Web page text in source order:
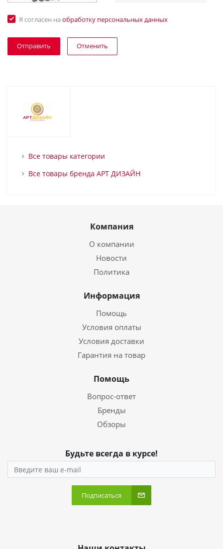
Я согласен на обработку персональных данных
Отменить
Все товары категории
Все товары бренда АРТ ДИЗАЙН
Компания
О компании
Новости
Политика
Информация
Помощь
Условия оплаты
Условия доставки
Гарантия на товар
Помощь
Вопрос-ответ
Бренды
Обзоры
Будьте всегда в курсе!
Подписаться